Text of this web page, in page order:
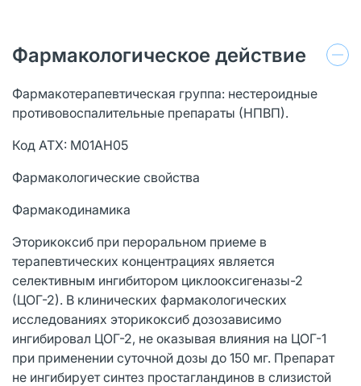
Фармакологическое действие
Фармакотерапевтическая группа: нестероидные
противовоспалительные препараты (НПВП).
Код ATX: M01АН05
Фармакологические свойства
Фармакодинамика
Эторикоксиб при пероральном приеме в
терапевтических концентрациях является
селективным ингибитором циклооксигеназы-2
(ЦОГ-2). В клинических фармакологических
исследованиях эторикоксиб дозозависимо
ингибировал ЦОГ-2, не оказывая влияния на ЦОГ-1
при применении суточной дозы до 150 мг. Препарат
не ингибирует синтез простагландинов в слизистой